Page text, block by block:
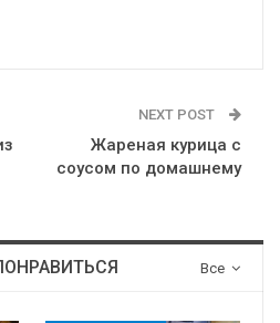
NEXT POST
Жареная курица с
соусом по домашнему
Все